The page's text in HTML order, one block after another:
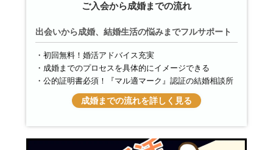
ご入会から成婚までの流れ
出会いから成婚、結婚生活の悩みまでフルサポート
初回無料！婚活アドバイス充実
成婚までのプロセスを具体的にイメージできる
公的証明書必須！『マル適マーク』認証の結婚相談所
成婚までの流れを詳しく見る